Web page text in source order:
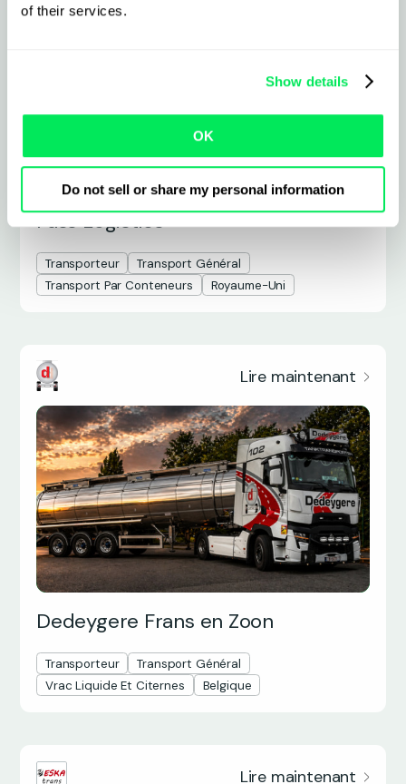
of their services.
Show details
OK
Do not sell or share my personal information
Pass Logistics
Transporteur
Transport Général
Transport Par Conteneurs
Royaume-Uni
Lire maintenant
Dedeygere Frans en Zoon
Transporteur
Transport Général
Vrac Liquide Et Citernes
Belgique
Lire maintenant